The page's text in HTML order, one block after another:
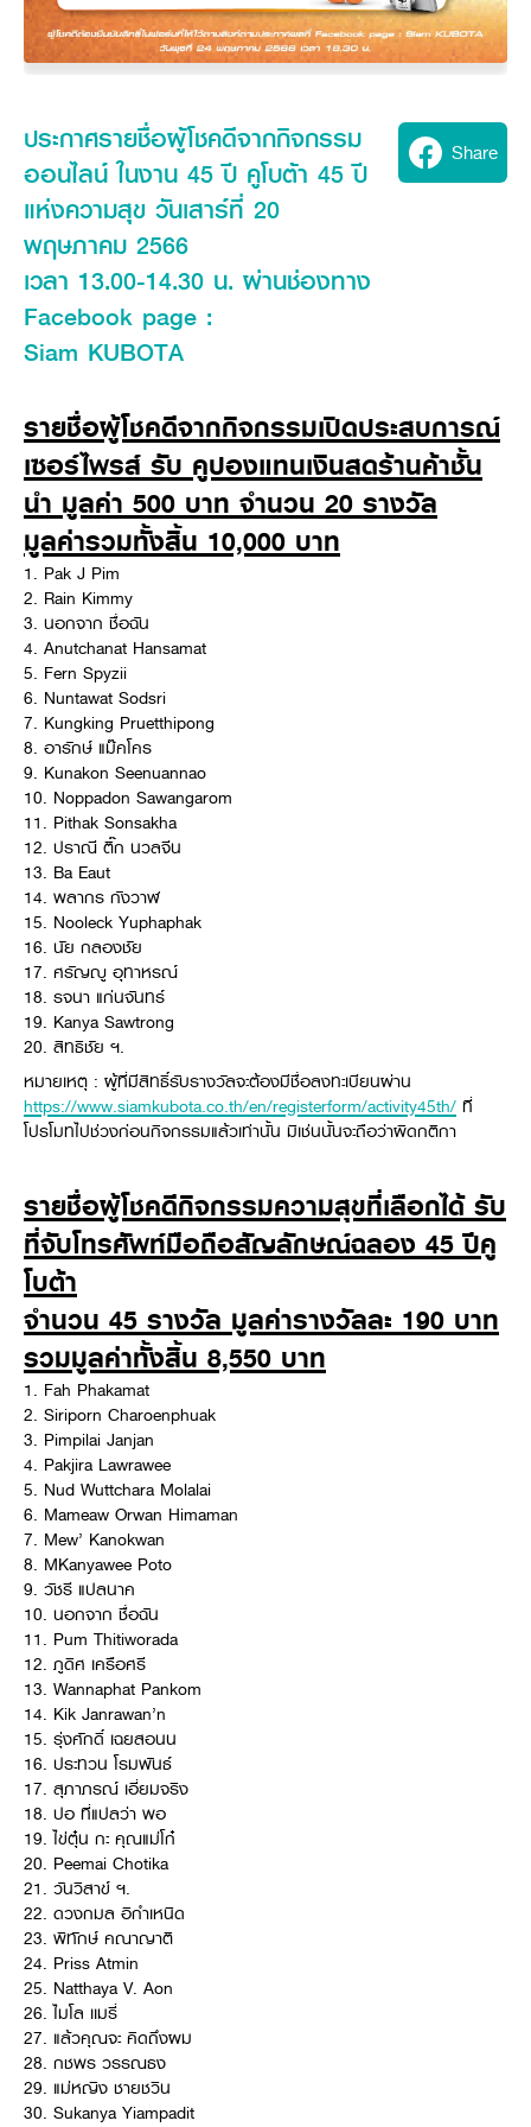
Other products
Construction
Mini-excavator Implement
Wheel Loader
Agricultural Innovation
Drone
Seeding Center
Offers
Materials
Join the Network
Contact
Company History
Vision & Mission
Asian Leader with International Standard
International
Background
Export Products
International Subsidiaries Offices
International Service Centers
Partners
Career
Job Positions
Employee Welfare
New Update
News & Activity
Corporate News
News & Social Activity
TVC
Social Activities
Royal Projects
Community and Social Development
Education and Youth
KUBOTA and Farmerco-operation
Large Scale Farm
Learning Centre
Online Journal
Online Showroom
Customer Service
Leasing
KUBOTA Store
KUBOTA (Agri) Solutions
KUBOTA FAMILY
language
ไทย English
ประกาศรายชื่อผู้โชคดีจากกิจกรรม
ออนไลน์ ในงาน 45 ปี คูโบต้า 45 ปี
แห่งความสุข วันเสาร์ที่ 20
พฤษภาคม 2566
เวลา 13.00-14.30 น. ผ่านช่องทาง
Facebook page :
Siam KUBOTA
Share
รายชื่อผู้โชคดีจากกิจกรรมเปิดประสบการณ์
เซอร์ไพรส์ รับ คูปองแทนเงินสดร้านค้าชั้น
นำ มูลค่า 500 บาท จำนวน 20 รางวัล
มูลค่ารวมทั้งสิ้น 10,000 บาท
1. Pak J Pim
2. Rain Kimmy
3. นอกจาก ชื่อฉัน
4. Anutchanat Hansamat
5. Fern Spyzii
6. Nuntawat Sodsri
7. Kungking Pruetthipong
8. อารักษ์ แม๊คโคร
9. Kunakon Seenuannao
10. Noppadon Sawangarom
11. Pithak Sonsakha
12. ปราณี ติ๊ก นวลจีน
13. Ba Eaut
14. พลากร กังวาฬ
15. Nooleck Yuphaphak
16. นัย กลองชัย
17. ศรัญญู อุทาหรณ์
18. รจนา แก่นจันทร์
19. Kanya Sawtrong
20. สิทธิชัย ฯ.
หมายเหตุ : ผู้ที่มีสิทธิ์รับรางวัลจะต้องมีชื่อลงทะเบียนผ่าน
https://www.siamkubota.co.th/en/registerform/activity45th/ ​ ที่
โปรโมทไปช่วงก่อนกิจกรรมแล้วเท่านั้น​ มิเช่นนั้นจะถือว่าผิดกติกา
รายชื่อผู้โชคดีกิจกรรมความสุขที่เลือกได้ รับ
ที่จับโทรศัพท์มือถือสัญลักษณ์ฉลอง 45 ปีคู
โบต้า
จำนวน 45 รางวัล มูลค่ารางวัลละ 190 บาท
รวมมูลค่าทั้งสิ้น 8,550 บาท
1. Fah Phakamat
2. Siriporn Charoenphuak
3. Pimpilai Janjan
4. Pakjira Lawrawee
5. Nud Wuttchara Molalai
6. Mameaw Orwan Himaman
7. Mew’ Kanokwan
8. MKanyawee Poto
9. วัชรี แปลนาค
10. นอกจาก ชื่อฉัน
11. Pum Thitiworada
12. ภูดิศ เครือศรี
13. Wannaphat Pankom
14. Kik Janrawan’n
15. รุ่งศักดิ์ เฉยสอนน
16. ประทวน โรมพันธ์
17. สุภาภรณ์ เอี่ยมจริง
18. ปอ ที่แปลว่า พอ
19. ไข่ตุ๋น กะ คุณแม่โก๋
20. Peemai Chotika
21. วันวิสาข์ ฯ.
22. ดวงกมล อิกำเหนิด
23. พิทักษ์ คณาญาติ
24. Priss Atmin
25. Natthaya V. Aon
26. ไมโล เเมรี่
27. แล้วคุณจะ คิดถึงผม
28. กชพร วรรณธง
29. แม่หญิง ชายชวิน
30. Sukanya Yiampadit